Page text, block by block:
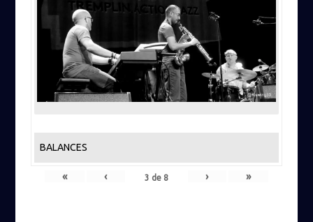
BALANCES
« ‹ 3 de 8 › »